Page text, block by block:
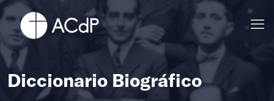
Diccionario Biográfico